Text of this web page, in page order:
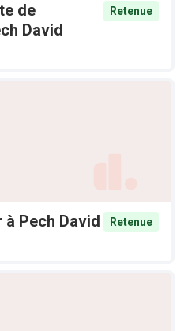
de
David
Retenue
Pech David
Retenue